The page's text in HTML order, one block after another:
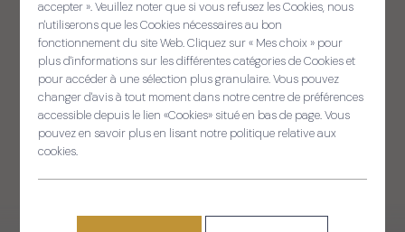
Panneau de gestion des
accepter ». Veuillez noter que si vous refusez les Cookies, nous
n'utiliserons que les Cookies nécessaires au bon
fonctionnement du site Web. Cliquez sur « Mes choix » pour
plus d'informations sur les différentes catégories de Cookies et
pour accéder à une sélection plus granulaire. Vous pouvez
changer d'avis à tout moment dans notre centre de préférences
accessible depuis le lien «Cookies» situé en bas de page. Vous
pouvez en savoir plus en lisant notre politique relative aux
cookies.
Sellit ouzh ar gelaouenn
CONSULTER
informations pratiques.